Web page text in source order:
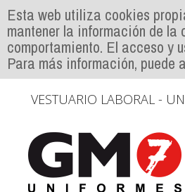
Esta web utiliza cookies
mantener la información de
comportamiento. El acceso y
Para más información, puede
VESTUARIO LABORAL -